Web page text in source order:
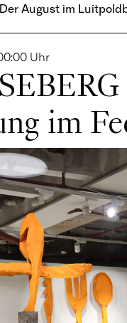
Uhr
im
Der August im